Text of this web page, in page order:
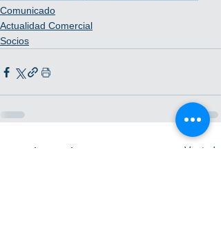
Comunicado
Actualidad Comercial
Socios
Entradas recientes Ver todo